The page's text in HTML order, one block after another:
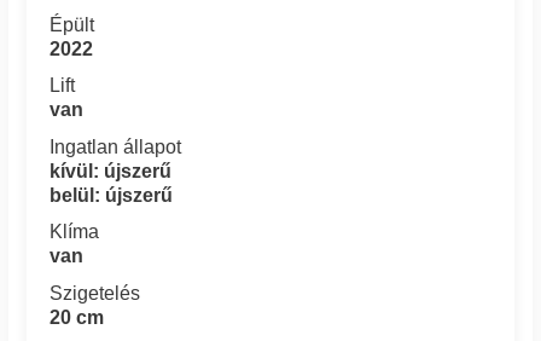
Épült
2022
Lift
van
Ingatlan állapot
kívül: újszerű
belül: újszerű
Klíma
van
Szigetelés
20 cm